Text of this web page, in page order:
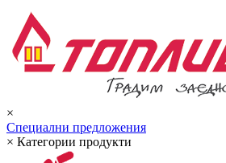
×
Специални предложения
× Категории продукти